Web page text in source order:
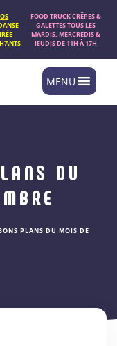
FOOD TRUCK CRÊPES &
GALETTES TOUS LES
MARDIS, MERCREDIS &
JEUDIS DE 11H À 17H
MENU
DU
PLANS DU MOIS DE